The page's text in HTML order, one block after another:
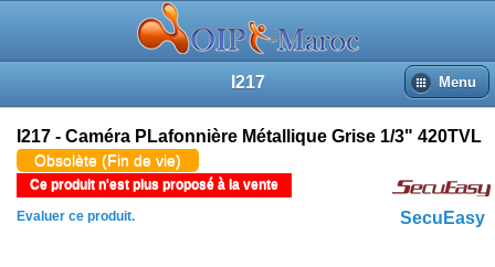
I217 Menu
SecuEasy
I217 - Caméra PLafonnière Métallique Grise 1/3" 420TVL
Obsolète (Fin de vie)
Ce produit n'est plus proposé à la vente
Evaluer ce produit.